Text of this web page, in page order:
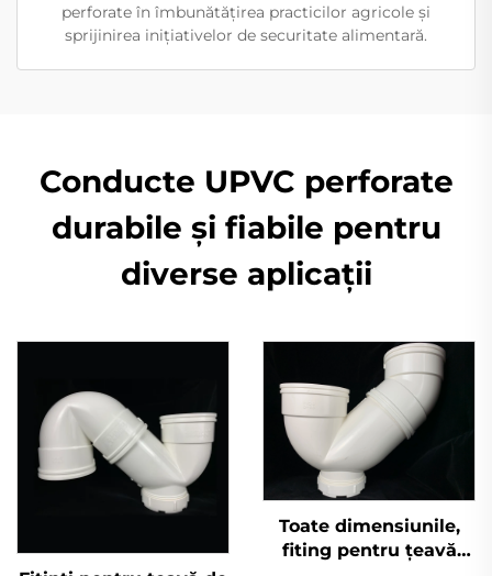
perforate în îmbunătățirea practicilor agricole și
sprijinirea inițiativelor de securitate alimentară.
Conducte UPVC perforate
durabile și fiabile pentru
diverse aplicații
Toate dimensiunile,
fiting pentru țeavă